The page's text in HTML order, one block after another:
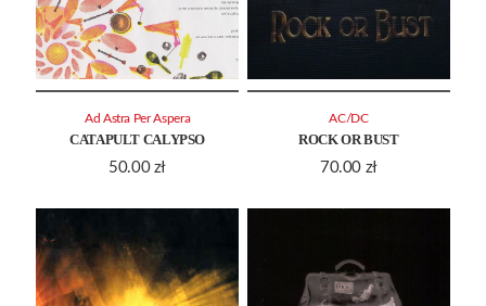
CATAPULT CALYPSO
50.00 zł
Ad Astra Per Aspera
ROCK OR BUST
70.00 zł
AC/DC